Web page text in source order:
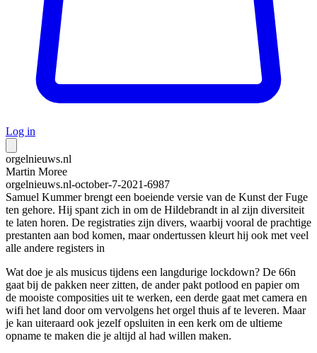
Log in
orgelnieuws.nl
Martin Moree
orgelnieuws.nl-october-7-2021-6987
Samuel Kummer brengt een boeiende versie van de Kunst der Fuge
ten gehore. Hij spant zich in om de Hildebrandt in al zijn diversiteit
te laten horen. De registraties zijn divers, waarbij vooral de prachtige
prestanten aan bod komen, maar ondertussen kleurt hij ook met veel
alle andere registers in
Wat doe je als musicus tijdens een langdurige lockdown? De 66n
gaat bij de pakken neer zitten, de ander pakt potlood en papier om
de mooiste composities uit te werken, een derde gaat met camera en
wifi het land door om vervolgens het orgel thuis af te leveren. Maar
je kan uiteraard ook jezelf opsluiten in een kerk om de ultieme
opname te maken die je altijd al had willen maken.